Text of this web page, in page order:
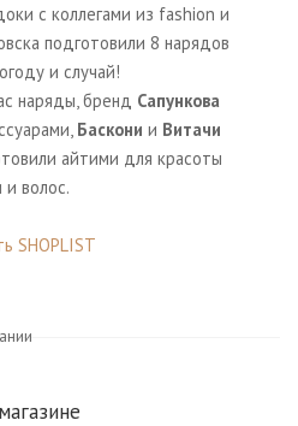
с коллегами из fashion и
подготовили 8 нарядов
и случай!
наряды, бренд Сапункова
Баскони и Витачи
айтими для красоты
и волос.
SHOPLIST